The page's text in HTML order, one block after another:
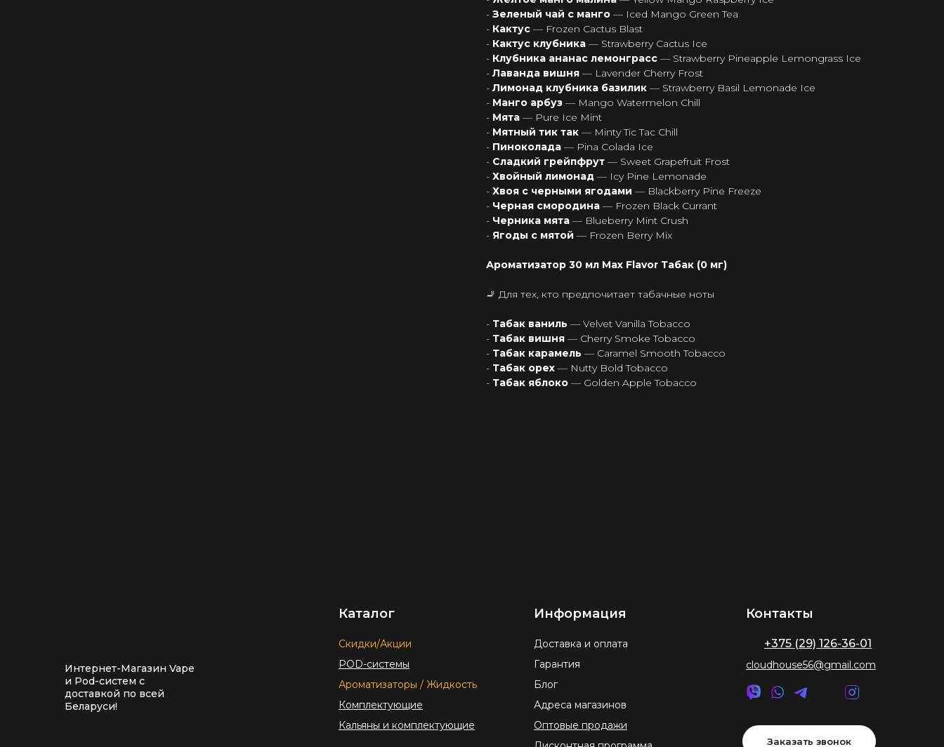
- Зеленый чай с манго — Iced Mango Green Tea
- Кактус — Frozen Cactus Blast
- Кактус клубника — Strawberry Cactus Ice
- Клубника ананас лемонграсс — Strawberry Pineapple Lemongrass Ice
- Лаванда вишня — Lavender Cherry Frost
- Лимонад клубника базилик — Strawberry Basil Lemonade Ice
- Манго арбуз — Mango Watermelon Chill
- Мята — Pure Ice Mint
- Мятный тик так — Minty Tic Tac Chill
- Пиноколада — Pina Colada Ice
- Сладкий грейпфрут — Sweet Grapefruit Frost
- Хвойный лимонад — Icy Pine Lemonade
- Хвоя с черными ягодами — Blackberry Pine Freeze
- Черная смородина — Frozen Black Currant
- Черника мята — Blueberry Mint Crush
- Ягоды с мятой — Frozen Berry Mix
Ароматизатор 30 мл Max Flavor Табак (0 мг)
🚬 Для тех, кто предпочитает табачные ноты
- Табак ваниль — Velvet Vanilla Tobacco
- Табак вишня — Cherry Smoke Tobacco
- Табак карамель — Caramel Smooth Tobacco
- Табак орех — Nutty Bold Tobacco
- Табак яблоко — Golden Apple Tobacco
cloudhouse56@gmail.com
Кальяны и комплектующие
Оптовые продажи
Комплектующие
POD-системы
+375 (29) 126-36-01
Адреса магазинов
Блог
Доставка и оплата
Гарантия
Скидки/Акции
Ароматизаторы / Жидкость
Каталог Информация Контакты
Интернет-Магазин Vape
и Pod-систем с
доставкой по всей
Беларуси!
Заказать звонок